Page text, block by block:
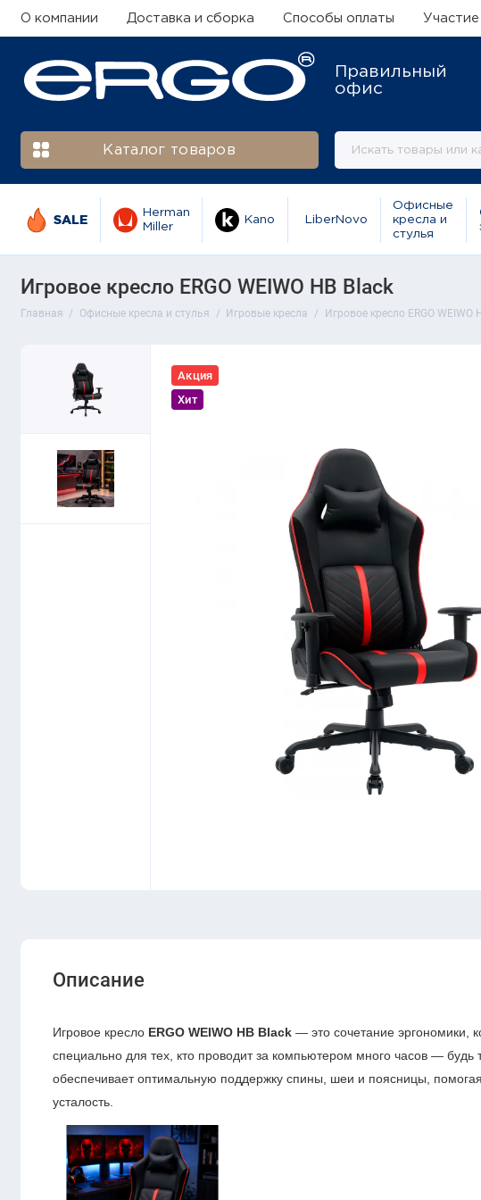
О компании Доставка и сборка Способы оплаты Участие
Правильный
офис
Каталог товаров
SALE
Herman
Miller
Kano LiberNovo
Офисные
кресла и
стулья
Игровое кресло ERGO WEIWO HB Black
Главная Офисные кресла и стулья Игровые кресла Игровое кресло ERGO WEIWO
Акция
Хит
Описание
Игровое кресло ERGO WEIWO HB Black — это сочетание эргономики,
специально для тех, кто проводит за компьютером много часов — будь
обеспечивает оптимальную поддержку спины, шеи и поясницы,
усталость.